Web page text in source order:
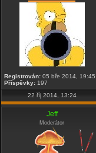
Registrován: 05 bře 2014, 19:45
Příspěvky: 197
22 říj 2014, 13:24
Jeff
Moderátor